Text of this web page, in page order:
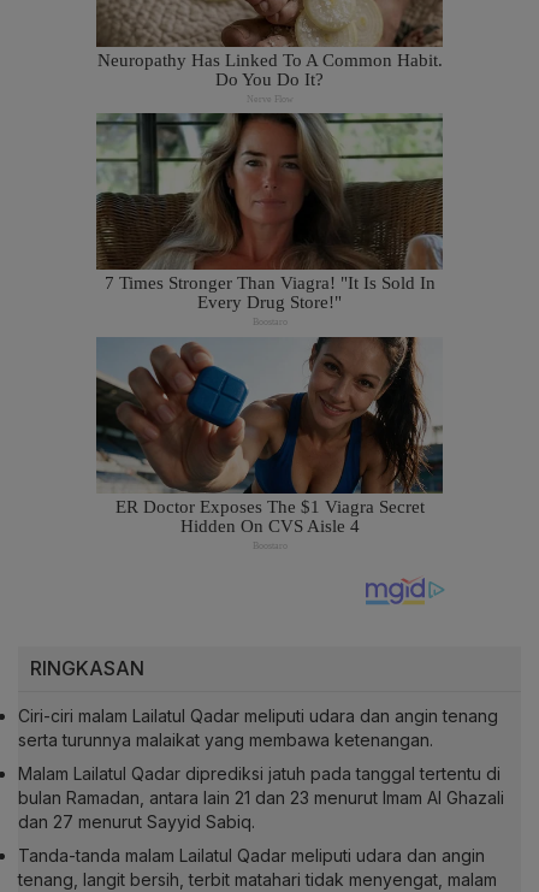
RINGKASAN
Ciri-ciri malam Lailatul Qadar meliputi udara dan angin tenang
serta turunnya malaikat yang membawa ketenangan.
Malam Lailatul Qadar diprediksi jatuh pada tanggal tertentu di
bulan Ramadan, antara lain 21 dan 23 menurut Imam Al Ghazali
dan 27 menurut Sayyid Sabiq.
Tanda-tanda malam Lailatul Qadar meliputi udara dan angin
tenang, langit bersih, terbit matahari tidak menyengat, malam